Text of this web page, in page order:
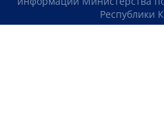
Республики